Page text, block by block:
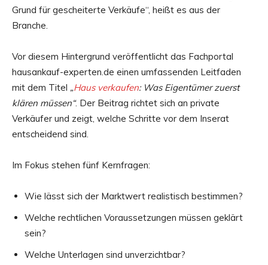
Grund für gescheiterte Verkäufe“, heißt es aus der
Branche.
Vor diesem Hintergrund veröffentlicht das Fachportal
hausankauf-experten.de einen umfassenden Leitfaden
mit dem Titel „Haus verkaufen: Was Eigentümer zuerst
klären müssen“. Der Beitrag richtet sich an private
Verkäufer und zeigt, welche Schritte vor dem Inserat
entscheidend sind.
Im Fokus stehen fünf Kernfragen:
Wie lässt sich der Marktwert realistisch bestimmen?
Welche rechtlichen Voraussetzungen müssen geklärt
sein?
Welche Unterlagen sind unverzichtbar?